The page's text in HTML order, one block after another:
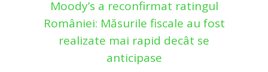
Moody’s a reconfirmat ratingul
României: Măsurile fiscale au fost
realizate mai rapid decât se
anticipase